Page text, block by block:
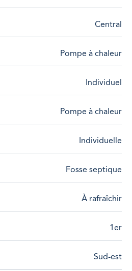
intérieure (cuisine, salle
aux normes de
Central
Pompe à chaleur
Individuel
Pompe à chaleur
Individuelle
Fosse septique
À rafraîchir
1er
Sud-est